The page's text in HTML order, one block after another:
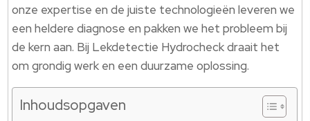
onze expertise en de juiste technologieën leveren we
een heldere diagnose en pakken we het probleem bij
de kern aan.​ Bij Lekdetectie Hydrocheck draait het
om grondig werk en een duurzame oplossing.​
Inhoudsopgaven